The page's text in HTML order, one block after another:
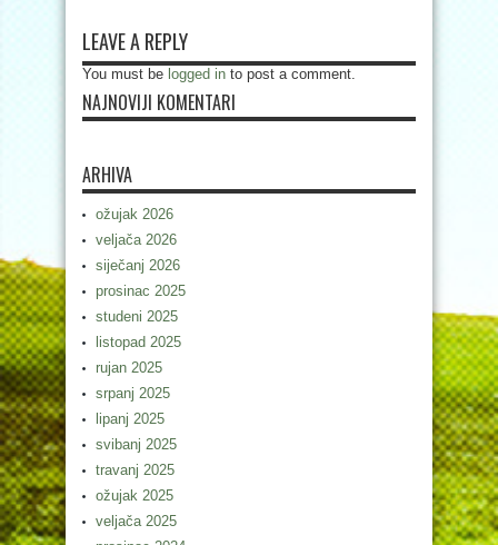
LEAVE A REPLY
You must be logged in to post a comment.
NAJNOVIJI KOMENTARI
ARHIVA
ožujak 2026
veljača 2026
siječanj 2026
prosinac 2025
studeni 2025
listopad 2025
rujan 2025
srpanj 2025
lipanj 2025
svibanj 2025
travanj 2025
ožujak 2025
veljača 2025